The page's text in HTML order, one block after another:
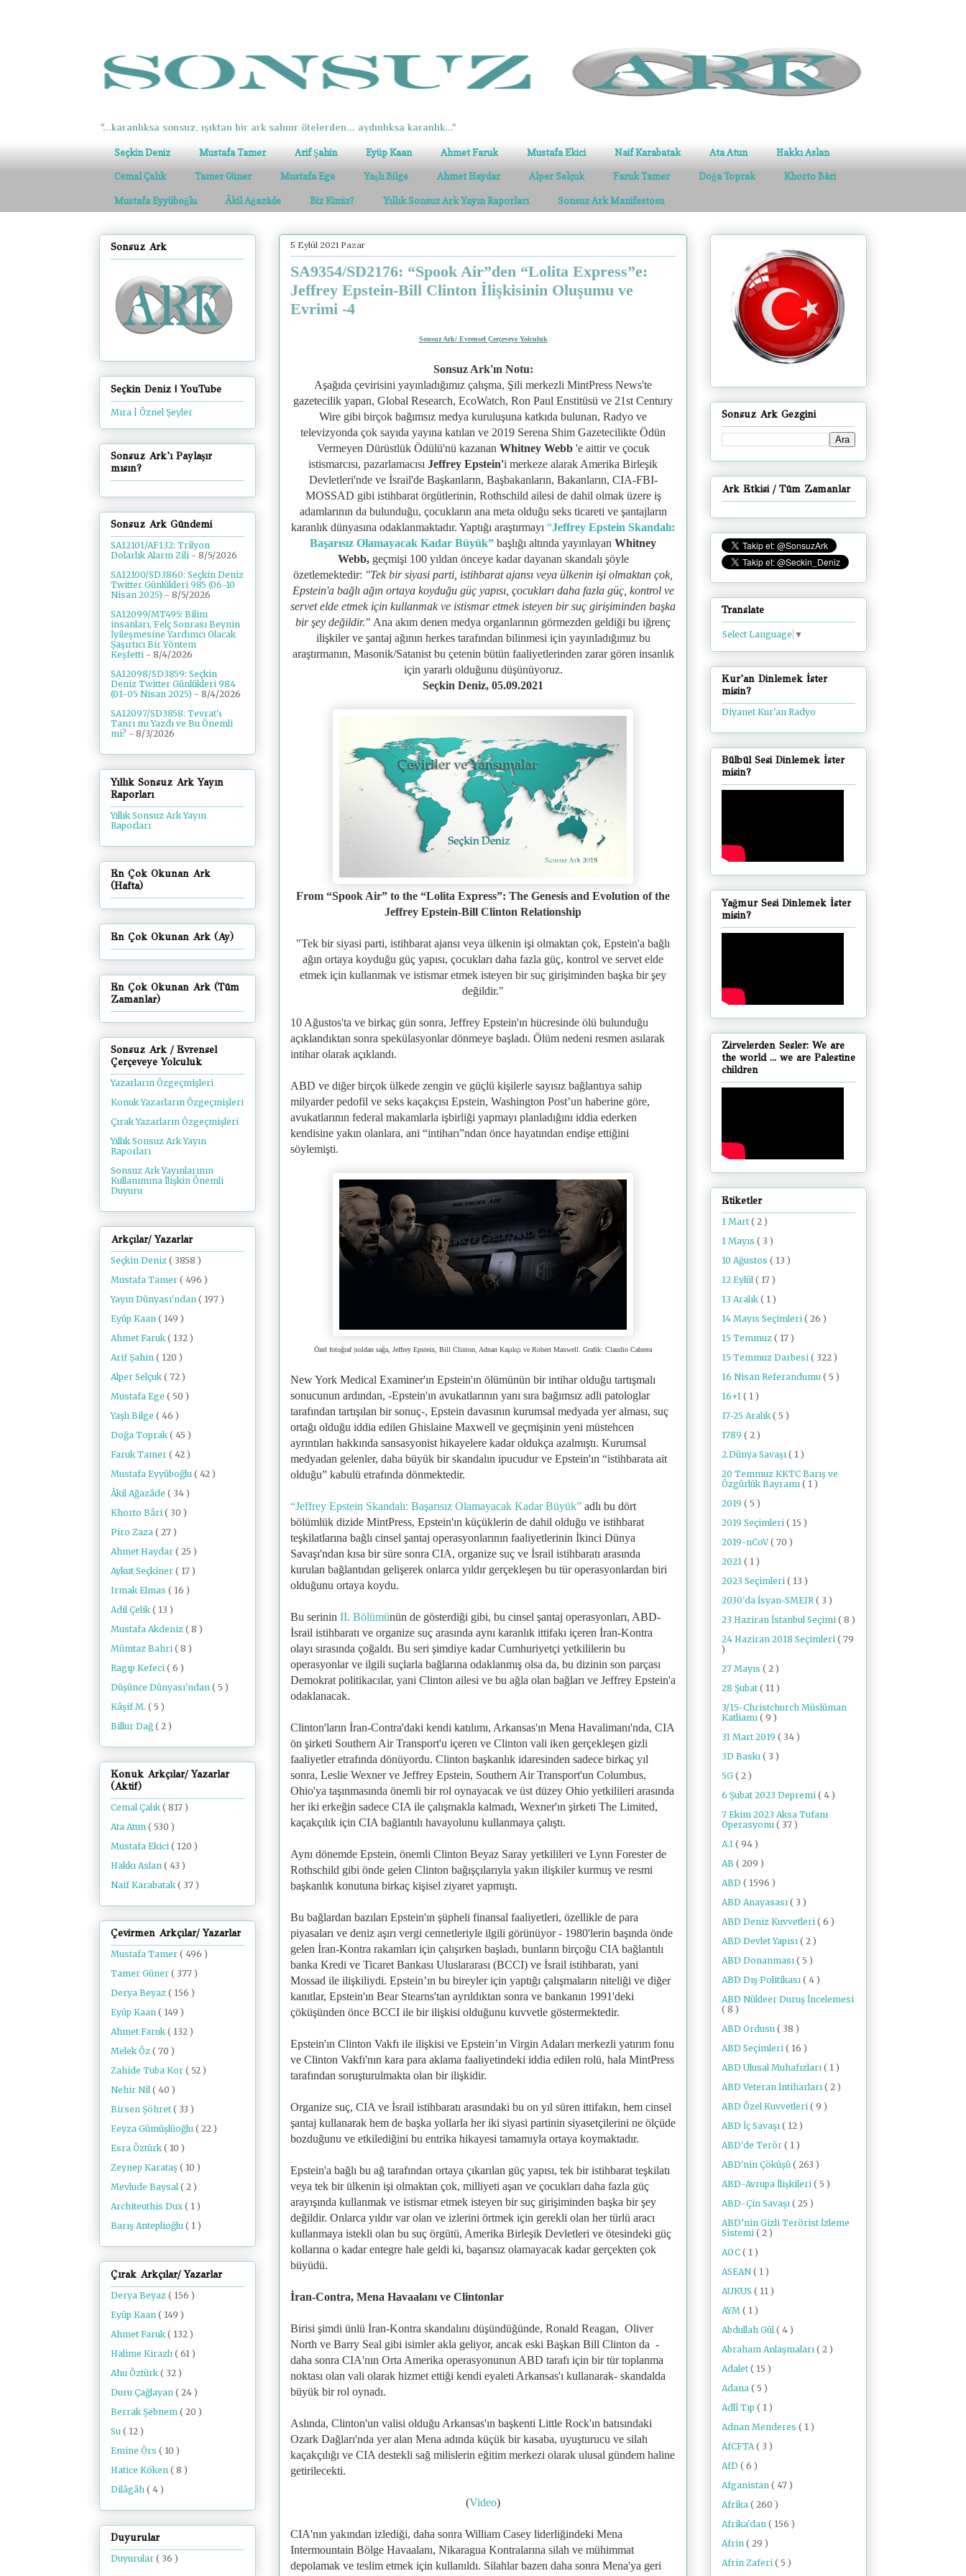
"...karanlıksa sonsuz, ışıktan bir ark salınır ötelerden... aydınlıksa karanlık..."
Seçkin Deniz Mustafa Tamer Arif Şahin Eyüp Kaan Ahmet Faruk Mustafa Ekici Naif Karabatak Ata Atun Hakkı Aslan
Cemal Çalık Tamer Güner Mustafa Ege Yaşlı Bilge Ahmet Haydar Alper Selçuk Faruk Tamer Doğa Toprak Khorto Bâri
Mustafa Eyyüboğlu Âkil Ağazâde Biz Kimiz? Yıllık Sonsuz Ark Yayın Raporları Sonsuz Ark Manifestosu
5 Eylül 2021 Pazar
SA9354/SD2176: “Spook Air”den “Lolita Express”e:
Jeffrey Epstein-Bill Clinton İlişkisinin Oluşumu ve
Evrimi -4
Sonsuz Ark/ Evrensel Çerçeveye Yolculuk
Sonsuz Ark'ın Notu:
Aşağıda çevirisini yayınladığımız çalışma, Şili merkezli MintPress News'te
gazetecilik yapan, Global Research, EcoWatch, Ron Paul Enstitüsü ve 21st Century
Wire gibi birçok bağımsız medya kuruluşuna katkıda bulunan, Radyo ve
televizyonda çok sayıda yayına katılan ve 2019 Serena Shim Gazetecilikte Ödün
Vermeyen Dürüstlük Ödülü'nü kazanan Whitney Webb'e aittir ve çocuk
istismarcısı, pazarlamacısı Jeffrey Epstein'i merkeze alarak Amerika Birleşik
Devletleri'nde ve İsrail'de Başkanların, Başbakanların, Bakanların, CIA-FBI-
MOSSAD gibi istihbarat örgütlerinin, Rothschild ailesi de dahil olmak üzere iş
adamlarının da bulunduğu, çocukların ana meta olduğu seks ticareti ve şantajların
karanlık dünyasına odaklanmaktadır. Yaptığı araştırmayı “Jeffrey Epstein Skandalı:
Başarısız Olamayacak Kadar Büyük” başlığı altında yayınlayan Whitney
Webb,geçmişi 100 yıldan önceye kadar dayanan skandalı şöyle
özetlemektedir: "Tek bir siyasi parti, istihbarat ajansı veya ülkenin işi olmaktan çok,
Epstein'a bağlı ağın ortaya koyduğu güç yapısı, çocukları daha fazla güç, kontrol ve
servet elde etmek için kullanmak ve istismar etmek isteyen bir suç girişiminden başka
bir şey değildir." Ana akım denen medya organlarının görmezden geldiği bu iğrenç
ilişkiler ve şantaj ağının herkes tarafından bilinmesi için yayınladığımız bu
araştırmanın, Masonik/Satanist bu çetenin bütün faaliyetlerinden zarar gören insanlık
için yararlı olduğunu düşünüyoruz.
Seçkin Deniz, 05.09.2021
From “Spook Air” to the “Lolita Express”: The Genesis and Evolution of the
Jeffrey Epstein-Bill Clinton Relationship
"Tek bir siyasi parti, istihbarat ajansı veya ülkenin işi olmaktan çok, Epstein'a bağlı
ağın ortaya koyduğu güç yapısı, çocukları daha fazla güç, kontrol ve servet elde
etmek için kullanmak ve istismar etmek isteyen bir suç girişiminden başka bir şey
değildir."
10 Ağustos'ta ve birkaç gün sonra, Jeffrey Epstein'ın hücresinde ölü bulunduğu
açıklandıktan sonra spekülasyonlar dönmeye başladı. Ölüm nedeni resmen asılarak
intihar olarak açıklandı.
ABD ve diğer birçok ülkede zengin ve güçlü kişilerle sayısız bağlantıya sahip
milyarder pedofil ve seks kaçakçısı Epstein, Washington Post’un haberine göre,
avukatlarının federal makamlarla işbirliği yapmayı planladığını iddia ederken
kendisine yakın olanlara, ani “intiharı”ndan önce hayatından endişe ettiğini
söylemişti.
Özel fotoğraf |soldan sağa, Jeffrey Epstein, Bill Clinton, Adnan Kaşıkçı ve Robert Maxwell. Grafik: Claudio Cabrera
New York Medical Examiner'ın Epstein'ın ölümünün bir intihar olduğu tartışmalı
sonucunun ardından, -Epstein'ın avukatlarının yanı sıra bağımsız adli patologlar
tarafından tartışılan bir sonuç-, Epstein davasının kurumsal medyada yer alması, suç
ortağı olduğu iddia edilen Ghislaine Maxwell ve geçmişinin yeni müstehcen
ayrıntıları hakkında sansasyonist hikayelere kadar oldukça azalmıştı. Kurumsal
medyadan gelenler, daha büyük bir skandalın ipucudur ve Epstein'ın “istihbarata ait
olduğu” kabulü etrafında dönmektedir.
“Jeffrey Epstein Skandalı: Başarısız Olamayacak Kadar Büyük” adlı bu dört
bölümlük dizide MintPress, Epstein'ın küçüklerin de dahil olduğu ve istihbarat
teşkilatlarına bağlı cinsel şantaj operasyonlarının faaliyetlerinin İkinci Dünya
Savaşı'ndan kısa bir süre sonra CIA, organize suç ve İsrail istihbaratı arasında
kurulan bağlantıdan gelişerek onlarca yıldır gerçekleşen bu tür operasyonlardan biri
olduğunu ortaya koydu.
Bu serinin II. Bölümünün de gösterdiği gibi, bu cinsel şantaj operasyonları, ABD-
İsrail istihbaratı ve organize suç arasında aynı karanlık ittifakı içeren İran-Kontra
olayı sırasında çoğaldı. Bu seri şimdiye kadar Cumhuriyetçi yetkililerin bu
operasyonlar ve ilgili suçlarla bağlarına odaklanmış olsa da, bu dizinin son parçası
Demokrat politikacılar, yani Clinton ailesi ve bu ağla olan bağları ve Jeffrey Epstein'a
odaklanacak.
Clinton'ların İran-Contra'daki kendi katılımı, Arkansas'ın Mena Havalimanı'nda, CIA
ön şirketi Southern Air Transport'u içeren ve Clinton vali iken gerçekleşen gizli
faaliyetler etrafında dönüyordu. Clinton başkanlık idaresinden sadece birkaç yıl
sonra, Leslie Wexner ve Jeffrey Epstein, Southern Air Transport'un Columbus,
Ohio'ya taşınmasında önemli bir rol oynayacak ve üst düzey Ohio yetkilileri arasında
her iki erkeğin sadece CIA ile çalışmakla kalmadı, Wexner'ın şirketi The Limited,
kaçakçılık için CIA bağlantılı havayolunu kullanmaya çalıştı.
Aynı dönemde Epstein, önemli Clinton Beyaz Saray yetkilileri ve Lynn Forester de
Rothschild gibi önde gelen Clinton bağışçılarıyla yakın ilişkiler kurmuş ve resmi
başkanlık konutuna birkaç kişisel ziyaret yapmıştı.
Bu bağlardan bazıları Epstein'ın şüpheli finansal faaliyetleri, özellikle de para
piyasaları ve deniz aşırı vergi cennetleriyle ilgili görünüyor - 1980'lerin başında önde
gelen İran-Kontra rakamları için çalışırken başladı, bunların birçoğu CIA bağlantılı
banka Kredi ve Ticaret Bankası Uluslararası (BCCI) ve İsrail istihbaratı, yani
Mossad ile ilişkiliydi. Epstein’ın bu bireyler için yaptığı çalışmaların niteliği ve diğer
kanıtlar, Epstein'ın Bear Stearns'tan ayrıldıktan sonra ve bankanın 1991'deki
çöküşünden önce BCCI ile bir ilişkisi olduğunu kuvvetle göstermektedir.
Epstein'ın Clinton Vakfı ile ilişkisi ve Epstein’ın Virgin Adaları merkezli yatırım fonu
ve Clinton Vakfı'nın kara para aklama faaliyetindeki iddia edilen rolü, hala MintPress
tarafından soruşturulmakta olan bir ilişkidir.
Organize suç, CIA ve İsrail istihbaratı arasındaki bu on yıl süren ittifakın, hem cinsel
şantaj kullanarak hem de başka yollarla her iki siyasi partinin siyasetçilerini ne ölçüde
bozduğunu ve etkilediğini bu entrika hikayesi tamamıyla ortaya koymaktadır.
Epstein'a bağlı bu ağ tarafından ortaya çıkarılan güç yapısı, tek bir istihbarat teşkilatı
veya tek bir ülkenin işi olmaktan çok, milliyeti aşan ve çocukları daha fazla güç
arayışında kullanmak ve istismar etmek isteyen bir suç girişiminden başka bir şey
değildir. Onlarca yıldır var olan ve izlerini örtmek için gerekli olan her türlü aracı
kullanmaya istekli olan bu suç örgütü, Amerika Birleşik Devletleri ve ötesindeki güç
kollarına o kadar entegre hale geldi ki, başarısız olamayacak kadar gerçekten çok
büyüdü.
İran-Contra, Mena Havaalanı ve Clintonlar
Birisi şimdi ünlü İran-Kontra skandalını düşündüğünde, Ronald Reagan, Oliver
North ve Barry Seal gibi isimler akla geliyor, ancak eski Başkan Bill Clinton da -
daha sonra CIA'nın Orta Amerika operasyonunun ABD tarafı için bir tür toplanma
noktası olan vali olarak hizmet ettiği kendi eyaleti Arkansas'ı kullanarak- skandalda
büyük bir rol oynadı.
Aslında, Clinton'un valisi olduğu Arkansas'ın başkenti Little Rock'ın batısındaki
Ozark Dağları'nda yer alan Mena adında küçük bir kasaba, uyuşturucu ve silah
kaçakçılığı ve CIA destekli sağ milislerin eğitim merkezi olarak ulusal gündem haline
getirilecekti.
(Video)
CIA'nın yakından izlediği, daha sonra William Casey liderliğindeki Mena
Intermountain Bölge Havaalanı, Nikaragua Kontralarına silah ve mühimmat
depolamak ve teslim etmek için kullanıldı. Silahlar bazen daha sonra Mena'ya geri
Sonsuz Ark
Seçkin Deniz | YouTube
Mıra | Öznel Şeyler
Sonsuz Ark'ı Paylaşır
mısın?
Sonsuz Ark Gündemi
SA12101/AF132: Trilyon
Dolarlık Alarm Zili - 8/5/2026
SA12100/SD3860: Seçkin Deniz
Twitter Günlükleri 985 (06-10
Nisan 2025) - 8/5/2026
SA12099/MT495: Bilim
insanları, Felç Sonrası Beynin
İyileşmesine Yardımcı Olacak
Şaşırtıcı Bir Yöntem
Keşfetti - 8/4/2026
SA12098/SD3859: Seçkin
Deniz Twitter Günlükleri 984
(01-05 Nisan 2025) - 8/4/2026
SA12097/SD3858: Tevrat'ı
Tanrı mı Yazdı ve Bu Önemli
mi? - 8/3/2026
Yıllık Sonsuz Ark Yayın
Raporları
Yıllık Sonsuz Ark Yayın
Raporları
En Çok Okunan Ark
(Hafta)
En Çok Okunan Ark (Ay)
En Çok Okunan Ark (Tüm
Zamanlar)
Sonsuz Ark / Evrensel
Çerçeveye Yolculuk
Yazarların Özgeçmişleri
Konuk Yazarların Özgeçmişleri
Çırak Yazarların Özgeçmişleri
Yıllık Sonsuz Ark Yayın
Raporları
Sonsuz Ark Yayınlarının
Kullanımına İlişkin Önemli
Duyuru
Arkçılar/ Yazarlar
Seçkin Deniz ( 3858 )
Mustafa Tamer ( 496 )
Yayın Dünyası'ndan ( 197 )
Eyüp Kaan ( 149 )
Ahmet Faruk ( 132 )
Arif Şahin ( 120 )
Alper Selçuk ( 72 )
Mustafa Ege ( 50 )
Yaşlı Bilge ( 46 )
Doğa Toprak ( 45 )
Faruk Tamer ( 42 )
Mustafa Eyyüboğlu ( 42 )
Âkil Ağazâde ( 34 )
Khorto Bâri ( 30 )
Piro Zaza ( 27 )
Ahmet Haydar ( 25 )
Aykut Seçkiner ( 17 )
Irmak Elmas ( 16 )
Adil Çelik ( 13 )
Mustafa Akdeniz ( 8 )
Mümtaz Bahri ( 8 )
Ragıp Kefeci ( 6 )
Düşünce Dünyası'ndan ( 5 )
Kâşif M. ( 5 )
Billur Dağ ( 2 )
Konuk Arkçılar/ Yazarlar
(Aktif)
Cemal Çalık( 817 )
Ata Atun ( 530 )
Mustafa Ekici ( 120 )
Hakkı Aslan ( 43 )
Naif Karabatak( 37 )
Çevirmen Arkçılar/ Yazarlar
Mustafa Tamer ( 496 )
Tamer Güner ( 377 )
Derya Beyaz ( 156 )
Eyüp Kaan ( 149 )
Ahmet Faruk( 132 )
Melek Öz ( 70 )
Zahide Tuba Kor ( 52 )
Nehir Nil ( 40 )
Birsen Şöhret( 33 )
Feyza Gümüşlüoğlu ( 22 )
Esra Öztürk( 10 )
Zeynep Karataş ( 10 )
Mevlude Baysal ( 2 )
Architeuthis Dux ( 1 )
Barış Anteplioğlu ( 1 )
Çırak Arkçılar/ Yazarlar
Derya Beyaz ( 156 )
Eyüp Kaan ( 149 )
Ahmet Faruk ( 132 )
Halime Kirazlı ( 61 )
Ahu Öztürk ( 32 )
Duru Çağlayan ( 24 )
Berrak Şebnem ( 20 )
Su ( 12 )
Emine Örs ( 10 )
Hatice Köken ( 8 )
Dilâgâh ( 4 )
Duyurular
Duyurular ( 36 )
Sonsuz Ark Gezgini
Ark Etkisi / Tüm Zamanlar
Translate
Select Language ▼
Kur'an Dinlemek İster
misin?
Diyanet Kur'an Radyo
Bülbül Sesi Dinlemek İster
misin?
Yağmur Sesi Dinlemek İster
misin?
Zirvelerden Sesler: We are
the world ... we are Palestine
children
Etiketler
1 Mart ( 2 )
1 Mayıs ( 3 )
10 Ağustos ( 13 )
12 Eylül ( 17 )
13 Aralık ( 1 )
14 Mayıs Seçimleri ( 26 )
15 Temmuz ( 17 )
15 Temmuz Darbesi ( 322 )
16 Nisan Referandumu ( 5 )
16+1 ( 1 )
17-25 Aralık ( 5 )
1789 ( 2 )
2.Dünya Savaşı ( 1 )
20 Temmuz KKTC Barış ve
Özgürlük Bayramı ( 1 )
2019 ( 5 )
2019 Seçimleri ( 15 )
2019-nCoV( 70 )
2021 ( 1 )
2023 Seçimleri ( 13 )
2030'da İsyan-SMEIR ( 3 )
23 Haziran İstanbul Seçimi ( 8 )
24 Haziran 2018 Seçimleri ( 79
)
27 Mayıs ( 2 )
28 Şubat ( 11 )
3/15-Christchurch Müslüman
Katliamı ( 9 )
31 Mart 2019 ( 34 )
3D Baskı ( 3 )
5G ( 2 )
6 Şubat 2023 Depremi ( 4 )
7 Ekim 2023 Aksa Tufanı
Operasyonu ( 37 )
A.I ( 94 )
AB ( 209 )
ABD ( 1596 )
ABD Anayasası ( 3 )
ABD Deniz Kuvvetleri ( 6 )
ABD Devlet Yapısı ( 2 )
ABD Donanması ( 5 )
ABD Dış Politikası ( 4 )
ABD Nükleer Duruş İncelemesi
( 8 )
ABD Ordusu ( 38 )
ABD Seçimleri ( 16 )
ABD Ulusal Muhafızları ( 1 )
ABD Veteran İntiharları ( 2 )
ABD Özel Kuvvetleri ( 9 )
ABD İç Savaşı ( 12 )
ABD'de Terör ( 1 )
ABD'nin Çöküşü ( 263 )
ABD-Avrupa İlişkileri ( 5 )
ABD-Çin Savaşı ( 25 )
ABD’nin Gizli Terörist İzleme
Sistemi ( 2 )
AOC ( 1 )
ASEAN ( 1 )
AUKUS ( 11 )
AYM ( 1 )
Abdullah Gül ( 4 )
Abraham Anlaşmaları ( 2 )
Adalet ( 15 )
Adana ( 5 )
Adlî Tıp ( 1 )
Adnan Menderes ( 1 )
AfCFTA ( 3 )
AfD ( 6 )
Afganistan ( 47 )
Afrika ( 260 )
Afrika'dan ( 156 )
Afrin ( 29 )
Afrin Zaferi ( 5 )